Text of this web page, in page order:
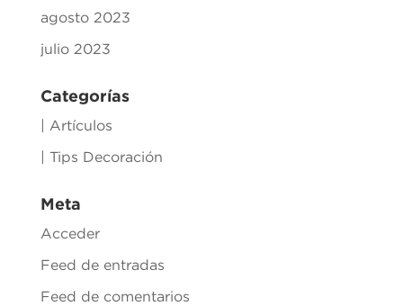
agosto 2023
julio 2023
Categorías
| Artículos
| Tips Decoración
Meta
Acceder
Feed de entradas
Feed de comentarios